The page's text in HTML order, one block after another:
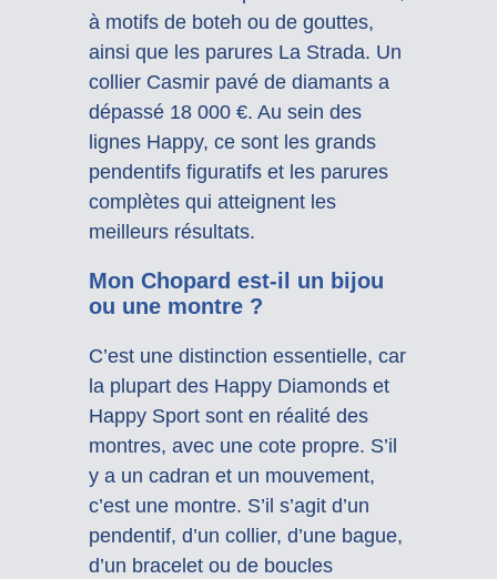
à motifs de boteh ou de gouttes,
ainsi que les parures La Strada. Un
collier Casmir pavé de diamants a
dépassé 18 000 €. Au sein des
lignes Happy, ce sont les grands
pendentifs figuratifs et les parures
complètes qui atteignent les
meilleurs résultats.
Mon Chopard est-il un bijou
ou une montre ?
C’est une distinction essentielle, car
la plupart des Happy Diamonds et
Happy Sport sont en réalité des
montres, avec une cote propre. S’il
y a un cadran et un mouvement,
c’est une montre. S’il s’agit d’un
pendentif, d’un collier, d’une bague,
d’un bracelet ou de boucles